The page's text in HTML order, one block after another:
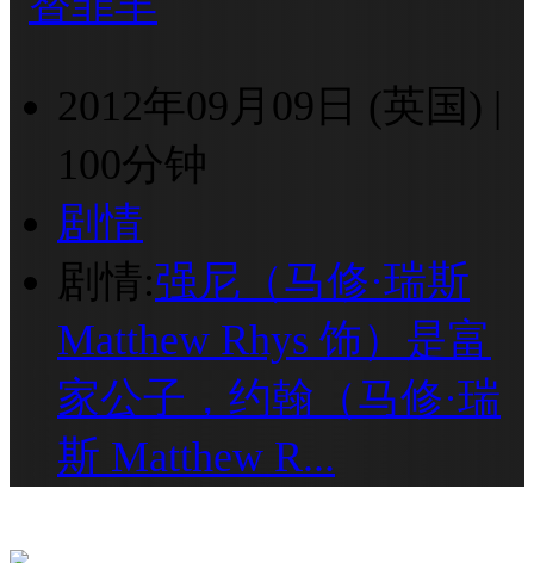
2012年09月09日 (英国) |
100分钟
剧情
剧情:强尼（马修·瑞斯
Matthew Rhys 饰）是富
家公子，约翰（马修·瑞
斯 Matthew R...